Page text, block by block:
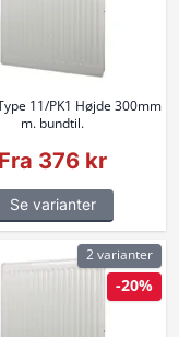
11/PK1 Højde 300mm
m. bundtil.
Fra 376 kr
Se varianter
2 varianter
-20%